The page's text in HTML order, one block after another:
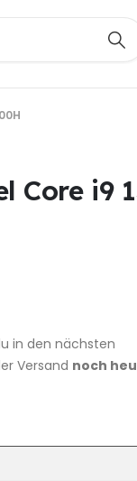
Core i9
in den nächsten
Versand noch